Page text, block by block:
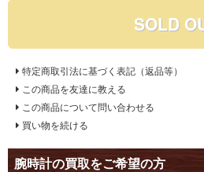
SOLD
特定商取引法に基づく表記（返品等）
この商品を友達に教える
この商品について問い合わせる
買い物を続ける
腕時計の買取をご希望の方